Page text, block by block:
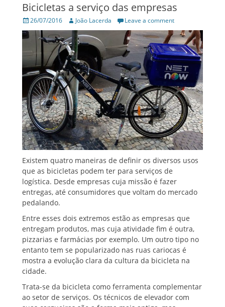
Bicicletas a serviço das empresas
Posted
on
26/07/2016 Author
João Lacerda Leave a comment
Existem quatro maneiras de definir os diversos usos
que as bicicletas podem ter para serviços de
logística. Desde empresas cuja missão é fazer
entregas, até consumidores que voltam do mercado
pedalando.
Entre esses dois extremos estão as empresas que
entregam produtos, mas cuja atividade fim é outra,
pizzarias e farmácias por exemplo. Um outro tipo no
entanto tem se popularizado nas ruas cariocas é
mostra a evolução clara da cultura da bicicleta na
cidade.
Trata-se da bicicleta como ferramenta complementar
ao setor de serviços. Os técnicos de elevador com